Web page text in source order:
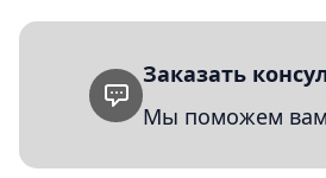
Заказать
Мы поможем вам